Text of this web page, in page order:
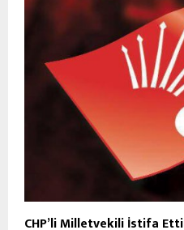
CHP’li Milletvekili İstifa Etti